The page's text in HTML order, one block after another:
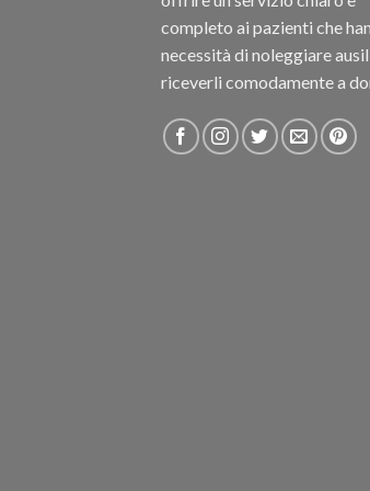
completo ai pazienti che
necessità di noleggiare
riceverli comodamente a